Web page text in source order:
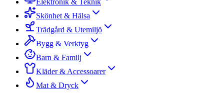
Elektronik & Teknik
Skönhet & Hälsa
Trädgård & Utemiljö
Bygg & Verktyg
Barn & Familj
Kläder & Accessoarer
Mat & Dryck